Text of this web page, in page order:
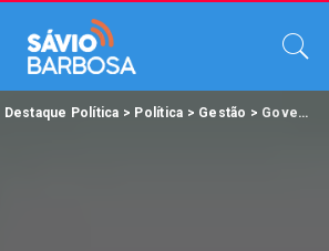
Destaque Política > Política > Gestão > Governador Helder Barbalho abre Ano Legislativo de 2026 com amplo balanço das ações de 2025.